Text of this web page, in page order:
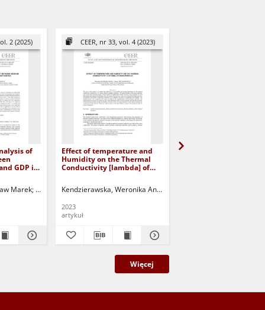
Bég, Anwar O. Jurczak, Paweł - red.
Paweł - red.
2 (2025)
of
GDP in
Marek Chejduk, Aleksandra Kuczyński, Tadeusz - red.
CEER, nr 33, vol. 4 (2023)
Effect of temperature and
Humidity on the Thermal
Conductivity [lambda] of
Kendzierawska, Weronika Anna
2023
artykuł
Więcej